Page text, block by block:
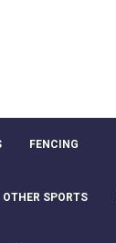
FENCING
OTHER SPORTS